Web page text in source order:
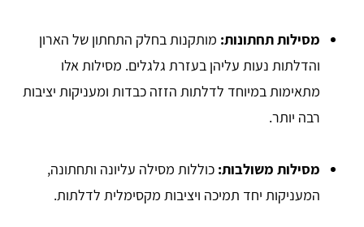
מסילות תחתונות: מותקנות בחלק התחתון של הארון
והדלתות נעות עליהן בעזרת גלגלים. מסילות אלו
מתאימות במיוחד לדלתות הזזה כבדות ומעניקות יציבות
רבה יותר.
מסילות משולבות: כוללות מסילה עליונה ותחתונה,
המעניקות יחד תמיכה ויציבות מקסימלית לדלתות.